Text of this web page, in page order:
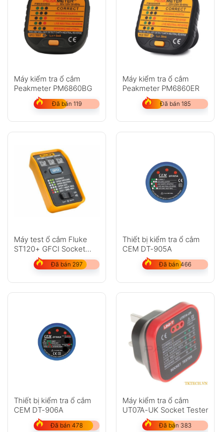
Máy kiểm tra ổ cắm
Peakmeter PM6860BG
Đã bán 119
Máy kiểm tra ổ cắm
Peakmeter PM6860ER
Đã bán 185
Máy test ổ cắm Fluke
ST120+ GFCI Socket
Tester
Đã bán 297
Thiết bị kiểm tra ổ cắm
CEM DT-905A
Đã bán 466
Thiết bị kiểm tra ổ cắm
CEM DT-906A
Đã bán 478
Máy kiểm tra ổ cắm
UT07A-UK Socket Tester
Đã bán 383